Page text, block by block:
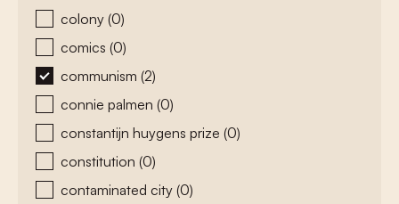
colony (0)
comics (0)
communism (2)
connie palmen (0)
constantijn huygens prize (0)
constitution (0)
contaminated city (0)